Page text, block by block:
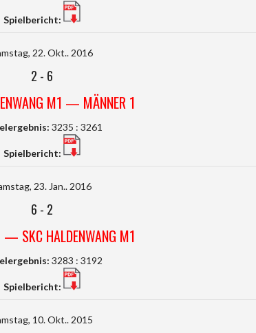
Spielbericht:
22. Okt.. 2016
2 - 6
M1 — MÄNNER 1
3235 : 3261
Spielbericht:
23. Jan.. 2016
6 - 2
— SKC HALDENWANG M1
3283 : 3192
Spielbericht:
10. Okt.. 2015